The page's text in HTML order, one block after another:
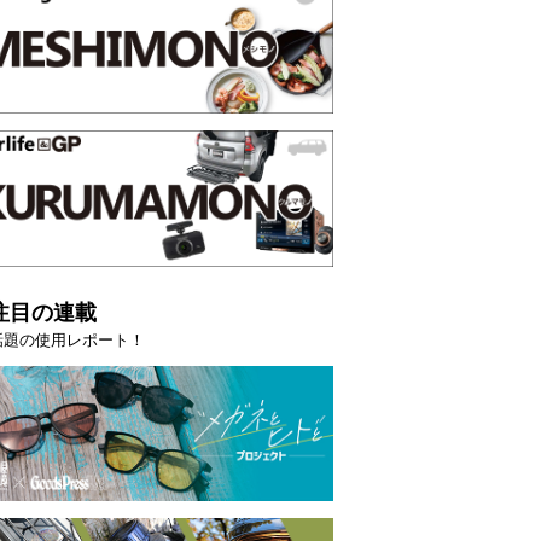
トピックス
目の連載
題の使用レポート！